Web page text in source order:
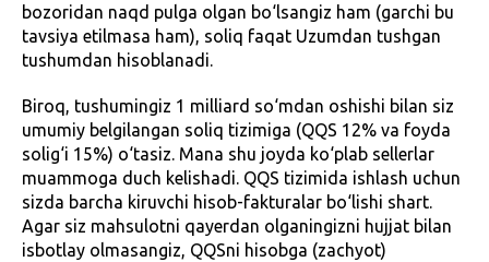
bozoridan naqd pulga olgan bo‘lsangiz ham (garchi bu
tavsiya etilmasa ham), soliq faqat Uzumdan tushgan
tushumdan hisoblanadi.
Biroq, tushumingiz 1 milliard so‘mdan oshishi bilan siz
umumiy belgilangan soliq tizimiga (QQS 12% va foyda
solig‘i 15%) o‘tasiz. Mana shu joyda ko‘plab sellerlar
muammoga duch kelishadi. QQS tizimida ishlash uchun
sizda barcha kiruvchi hisob-fakturalar bo‘lishi shart.
Agar siz mahsulotni qayerdan olganingizni hujjat bilan
isbotlay olmasangiz, QQSni hisobga (zachyot)